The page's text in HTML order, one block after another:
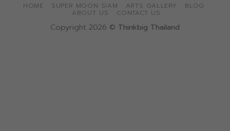
HOME SUPER MOON SIAM ARTS GALLERY BLOG
ABOUT US CONTACT US
Copyright 2026 © Thinkbig Thailand